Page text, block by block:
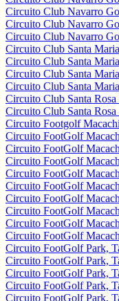
Circuito Club Navarro
Circuito Club Navarro
Circuito Club Navarro
Circuito Club Santa
Circuito Club Santa
Circuito Club Santa
Circuito Club Santa
Circuito Club Santa Rosa
Circuito Club Santa Rosa
Circuito Footgolf
Circuito FootGolf
Circuito FootGolf
Circuito FootGolf
Circuito FootGolf
Circuito FootGolf
Circuito FootGolf
Circuito FootGolf
Circuito FootGolf
Circuito FootGolf
Circuito FootGolf Park,
Circuito FootGolf Park,
Circuito FootGolf Park,
Circuito FootGolf Park,
Circuito FootGolf Park,